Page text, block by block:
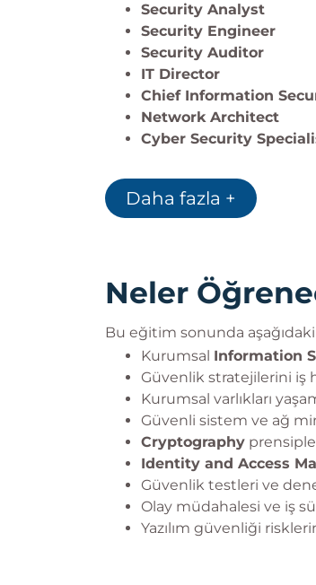
Security Analyst
Security Engineer
Security Auditor
IT Director
Chief Information
Network Architect
Cyber Security
Daha fazla +
Neler
Bu eğitim sonunda
Kurumsal Information
Güvenlik stratejilerini iş
Kurumsal varlıkları
Güvenli sistem ve ağ
Cryptography
Identity and Access
Güvenlik testleri ve
Olay müdahalesi ve iş
Yazılım güvenliği